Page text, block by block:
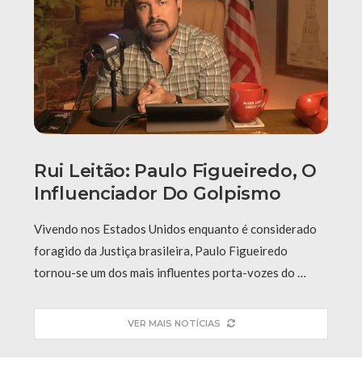
Rui Leitão: Paulo Figueiredo, O
Influenciador Do Golpismo
Vivendo nos Estados Unidos enquanto é considerado
foragido da Justiça brasileira, Paulo Figueiredo
tornou-se um dos mais influentes porta-vozes do …
VER MAIS NOTÍCIAS